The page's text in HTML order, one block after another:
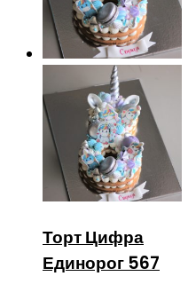
Торт Цифра
Единорог 567